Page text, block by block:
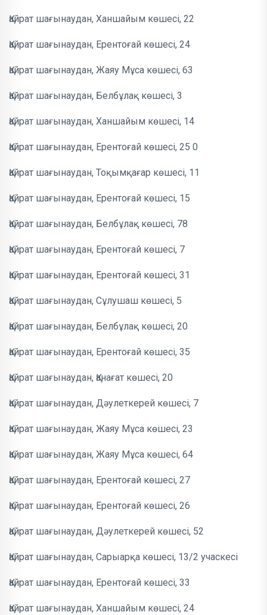
Қайрат шағынаудан, Ханшайым көшесі, 22
Қайрат шағынаудан, Ерентоғай көшесі, 24
Қайрат шағынаудан, Жаяу Мұса көшесі, 63
Қайрат шағынаудан, Белбұлақ көшесі, 3
Қайрат шағынаудан, Ханшайым көшесі, 14
Қайрат шағынаудан, Ерентоғай көшесі, 25 0
Қайрат шағынаудан, Тоқымқағар көшесі, 11
Қайрат шағынаудан, Ерентоғай көшесі, 15
Қайрат шағынаудан, Белбұлақ көшесі, 78
Қайрат шағынаудан, Ерентоғай көшесі, 7
Қайрат шағынаудан, Ерентоғай көшесі, 31
Қайрат шағынаудан, Сұлушаш көшесі, 5
Қайрат шағынаудан, Белбұлақ көшесі, 20
Қайрат шағынаудан, Ерентоғай көшесі, 35
Қайрат шағынаудан, Қанағат көшесі, 20
Қайрат шағынаудан, Дәулеткерей көшесі, 7
Қайрат шағынаудан, Жаяу Мұса көшесі, 23
Қайрат шағынаудан, Жаяу Мұса көшесі, 64
Қайрат шағынаудан, Ерентоғай көшесі, 27
Қайрат шағынаудан, Ерентоғай көшесі, 26
Қайрат шағынаудан, Дәулеткерей көшесі, 52
Қайрат шағынаудан, Сарыарқа көшесі, 13/2 учаскесі
Қайрат шағынаудан, Ерентоғай көшесі, 33
Қайрат шағынаудан, Ханшайым көшесі, 24